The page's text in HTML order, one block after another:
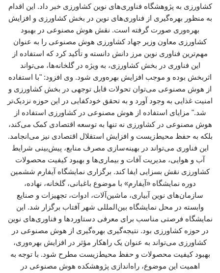
کشاورزی به پژوهشگاه فناوری‌های نوین کشاورزی خبر داد. این اقدام
به منظور بهره‌گیری از فناوری‌های نوین در بخش کشاورزی و افزایش
بهره‌وری صورت گرفته است. نقش هوش مصنوعی در بهبود
کشاورزی معاون وزیر جهاد کشاورزی هوش مصنوعی را به عنوان
مهم‌ترین فناوری نوین مرز دانش دانسته و تأکید کرد که استفاده از
این فناوری در بخش کشاورزی، به ویژه در گلخانه‌ها، می‌تواند
اثربخش بوده و موجب افزایش بهره‌وری شود. وی افزود: "با استفاده
از هوش مصنوعی می‌توان تحولات قابل توجهی در بخش کشاورزی و
امنیت غذایی به وجود آورد و به تحقق خودکفایی در این حوزه نزدیک‌تر
شد." مزایای استفاده از هوش مصنوعی در کشاورزی استفاده از
هوش مصنوعی در کشاورزی نه تنها به توسعه اقتصادی کمک می‌کند،
بلکه به حفظ محیط‌زیست و افزایش استقلال اقتصادی نیز می‌انجامد.
این فناوری می‌تواند در بهینه‌سازی مصرف منابع، پیش‌بینی شرایط
آب و هوایی، مدیریت آفات و بیماری‌ها و بهبود کیفیت محصولات
کشاورزی نقش بسزایی ایفا کند. برگزاری نمایشگاه آیفارم ششمین
دوره نمایشگاه «آیفارم» با موضوع باغبانی، گلخانه، نهاده،
سازمان‌های نوین آبیاری، ماشین‌آلات، ادوات، تجهیزات و صنایع
وابسته در محل نمایشگاه بین‌المللی شهر آفتاب برگزار شد. این
نمایشگاه فرصتی مناسب برای معرفی دستاوردها و فناوری‌های نوین
در حوزه کشاورزی بود. نتیجه‌گیری بهره‌گیری از هوش مصنوعی در
کشاورزی می‌تواند به عنوان یک راهکار مؤثر در افزایش بهره‌وری،
بهبود کیفیت محصولات و حفظ محیط‌زیست مطرح شود. با توجه به
اهمیت این موضوع، راه‌اندازی پژوهشکده هوش مصنوعی در